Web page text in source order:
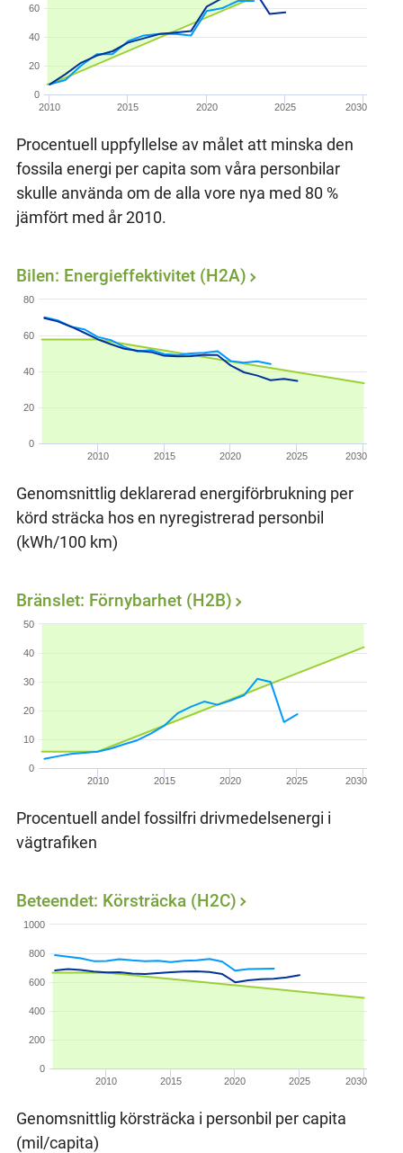
2010 2015 2020 2025 2030
0
20
40
60
Procentuell uppfyllelse av målet att minska den
fossila energi per capita som våra personbilar
skulle använda om de alla vore nya med 80 %
jämfört med år 2010.
2010 2015 2020 2025 2030
0
20
40
60
80
Bilen: Energieffektivitet (H2A)
Genomsnittlig deklarerad energiförbrukning per
körd sträcka hos en nyregistrerad personbil
(kWh/100 km)
2010 2015 2020 2025 2030
0
10
20
30
40
50
Bränslet: Förnybarhet (H2B)
Procentuell andel fossilfri drivmedelsenergi i
vägtrafiken
2010 2015 2020 2025 2030
0
200
400
600
800
1000
Beteendet: Körsträcka (H2C)
Genomsnittlig körsträcka i personbil per capita
(mil/capita)